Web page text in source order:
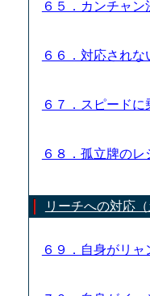
６５．カンチャ
６６．対応され
６７．スピード
６８．孤立牌の
リーチへの対応
６９．自身がリ